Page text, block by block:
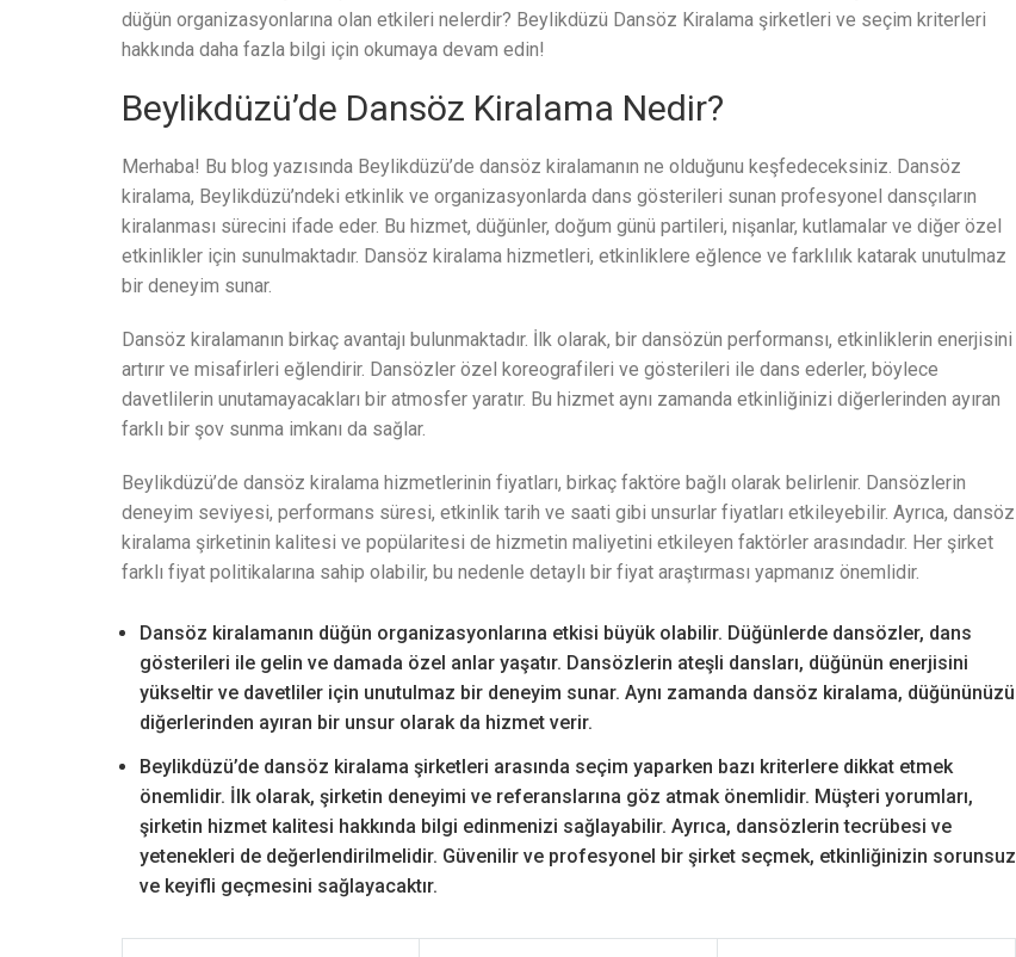
düğün organizasyonlarına olan etkileri nelerdir? Beylikdüzü Dansöz Kiralama şirketleri ve seçim kriterleri
hakkında daha fazla bilgi için okumaya devam edin!
Beylikdüzü’de Dansöz Kiralama Nedir?
Merhaba! Bu blog yazısında Beylikdüzü’de dansöz kiralamanın ne olduğunu keşfedeceksiniz. Dansöz
kiralama, Beylikdüzü’ndeki etkinlik ve organizasyonlarda dans gösterileri sunan profesyonel dansçıların
kiralanması sürecini ifade eder. Bu hizmet, düğünler, doğum günü partileri, nişanlar, kutlamalar ve diğer özel
etkinlikler için sunulmaktadır. Dansöz kiralama hizmetleri, etkinliklere eğlence ve farklılık katarak unutulmaz
bir deneyim sunar.
Dansöz kiralamanın birkaç avantajı bulunmaktadır. İlk olarak, bir dansözün performansı, etkinliklerin enerjisini
artırır ve misafirleri eğlendirir. Dansözler özel koreografileri ve gösterileri ile dans ederler, böylece
davetlilerin unutamayacakları bir atmosfer yaratır. Bu hizmet aynı zamanda etkinliğinizi diğerlerinden ayıran
farklı bir şov sunma imkanı da sağlar.
Beylikdüzü’de dansöz kiralama hizmetlerinin fiyatları, birkaç faktöre bağlı olarak belirlenir. Dansözlerin
deneyim seviyesi, performans süresi, etkinlik tarih ve saati gibi unsurlar fiyatları etkileyebilir. Ayrıca, dansöz
kiralama şirketinin kalitesi ve popülaritesi de hizmetin maliyetini etkileyen faktörler arasındadır. Her şirket
farklı fiyat politikalarına sahip olabilir, bu nedenle detaylı bir fiyat araştırması yapmanız önemlidir.
Dansöz kiralamanın düğün organizasyonlarına etkisi büyük olabilir. Düğünlerde dansözler, dans
gösterileri ile gelin ve damada özel anlar yaşatır. Dansözlerin ateşli dansları, düğünün enerjisini
yükseltir ve davetliler için unutulmaz bir deneyim sunar. Aynı zamanda dansöz kiralama, düğününüzü
diğerlerinden ayıran bir unsur olarak da hizmet verir.
Beylikdüzü’de dansöz kiralama şirketleri arasında seçim yaparken bazı kriterlere dikkat etmek
önemlidir. İlk olarak, şirketin deneyimi ve referanslarına göz atmak önemlidir. Müşteri yorumları,
şirketin hizmet kalitesi hakkında bilgi edinmenizi sağlayabilir. Ayrıca, dansözlerin tecrübesi ve
yetenekleri de değerlendirilmelidir. Güvenilir ve profesyonel bir şirket seçmek, etkinliğinizin sorunsuz
ve keyifli geçmesini sağlayacaktır.